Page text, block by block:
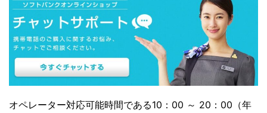
オペレーター対応可能時間である10：00 ～ 20：00（年